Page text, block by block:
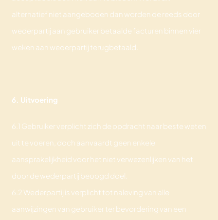
alternatief niet aangeboden dan worden de reeds door
wederpartij aan gebruiker betaalde facturen binnen vier
weken aan wederpartij terugbetaald.
6. Uitvoering
6.1 Gebruiker verplicht zich de opdracht naar beste weten
uit te voeren, doch aanvaardt geen enkele
aansprakelijkheid voor het niet verwezenlijken van het
door de wederpartij beoogd doel.
6.2 Wederpartij is verplicht tot naleving van alle
aanwijzingen van gebruiker ter bevordering van een